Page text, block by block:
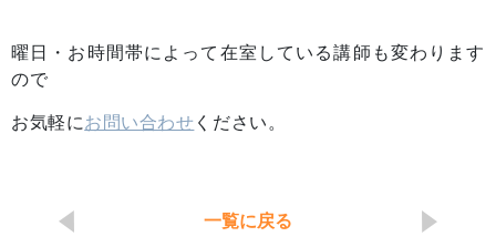
曜日・お時間帯によって在室している講師も変わります
ので
お気軽にお問い合わせ ください。
一覧に戻る